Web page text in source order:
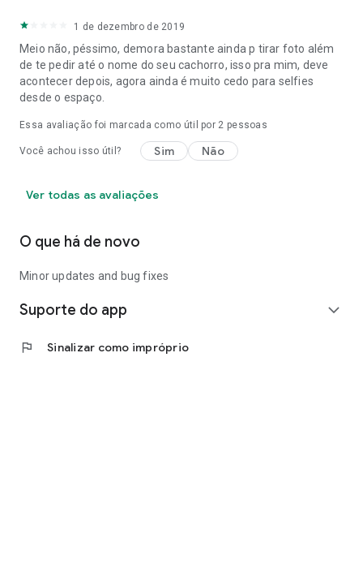
1 de dezembro de 2019
Meio não, péssimo, demora bastante ainda p tirar foto além
de te pedir até o nome do seu cachorro, isso pra mim, deve
acontecer depois, agora ainda é muito cedo para selfies
desde o espaço.
Essa avaliação foi marcada como útil por 2 pessoas
Você achou isso útil? Sim Não
Ver todas as avaliações
O que há de novo
Minor updates and bug fixes
Suporte do app expand_more
flag Sinalizar como impróprio